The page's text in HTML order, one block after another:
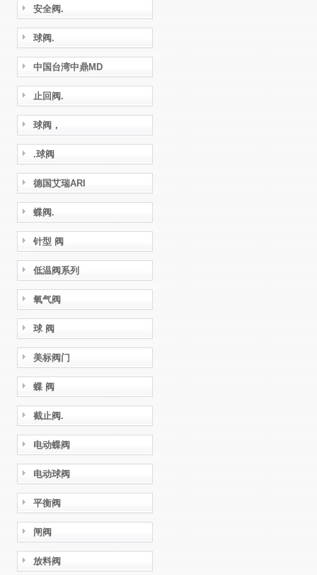
安全阀.
球阀.
中国台湾中鼎MD
止回阀.
球阀，
.球阀
德国艾瑞ARI
蝶阀.
针型 阀
低温阀系列
氧气阀
球 阀
美标阀门
蝶 阀
截止阀.
电动蝶阀
电动球阀
平衡阀
闸阀
放料阀